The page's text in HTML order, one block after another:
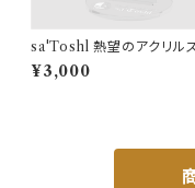
sa'Toshl 熱望のアクリル
ド
¥3,000